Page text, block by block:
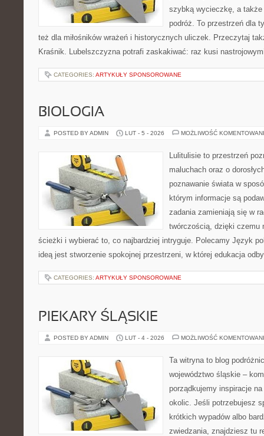
szybką wycieczkę, a także
podróż. To przestrzeń dla
też dla miłośników wrażeń i historycznych uliczek. Przeczytaj
Kraśnik. Lubelszczyzna potrafi zaskakiwać: raz kusi
CATEGORIES: ARTYKUŁY SPONSOROWANE
BIOLOGIA
POSTED BY ADMIN LUT - 5 - 2026 MOŻLIWOŚĆ
Lulitulisie to przestrzeń
maluchach oraz o
poznawanie świata w
którym informacje są
zadania zamieniają się w
twórczością, dzięki czemu
ścieżki i wybierać to, co najbardziej intryguje. Polecamy Język
ideą jest stworzenie spokojnej przestrzeni, w której edukacja
CATEGORIES: ARTYKUŁY SPONSOROWANE
PIEKARY ŚLĄSKIE
POSTED BY ADMIN LUT - 4 - 2026 MOŻLIWOŚĆ
Ta witryna to blog
województwo śląskie –
porządkujemy inspiracje
okolic. Jeśli potrzebujesz
krótkich wypadów albo
zwiedzania, znajdziesz tu